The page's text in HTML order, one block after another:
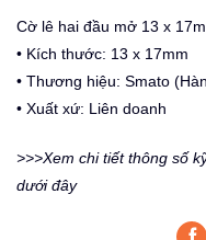
Cờ lê hai đầu mở 13 x
• Kích thước: 13 x 17mm
• Thương hiệu: Smato
• Xuất xứ: Liên doanh
>>>Xem chi tiết thông số
dưới đây